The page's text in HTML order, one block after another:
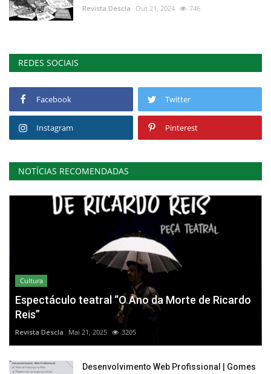
Revista Descla Out 21, 2024 746
REDES SOCIAIS
Facebook Twitter
Instagram Pinterest
NOTÍCIAS RECOMENDADAS
Cultura
Espectáculo teatral “O Ano da Morte de Ricardo
Reis”
Revista Descla Mai 21, 2025 3205
Desenvolvimento Web Profissional | Gomes